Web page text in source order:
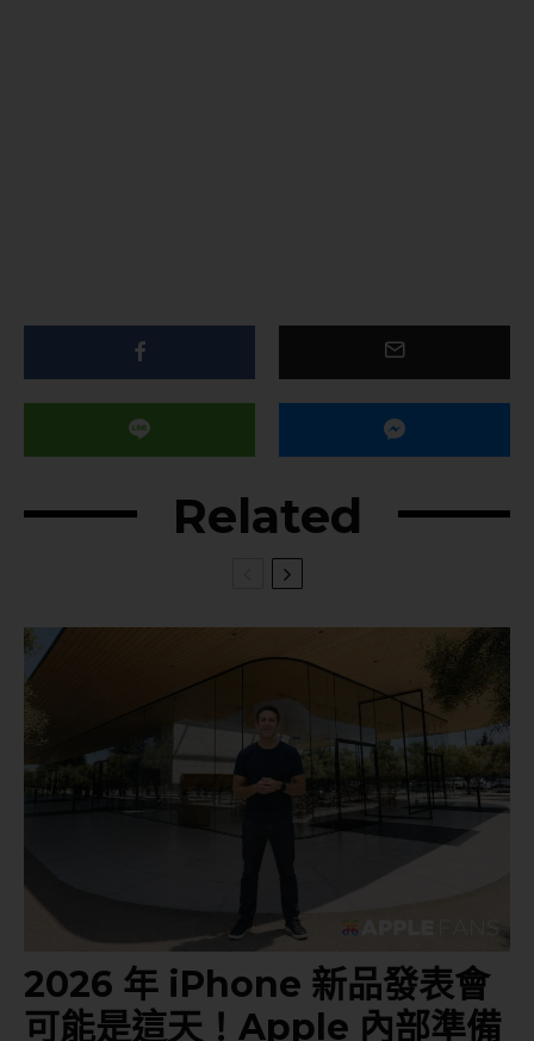
Related
2026 年 iPhone 新品發表會
可能是這天！Apple 內部準備